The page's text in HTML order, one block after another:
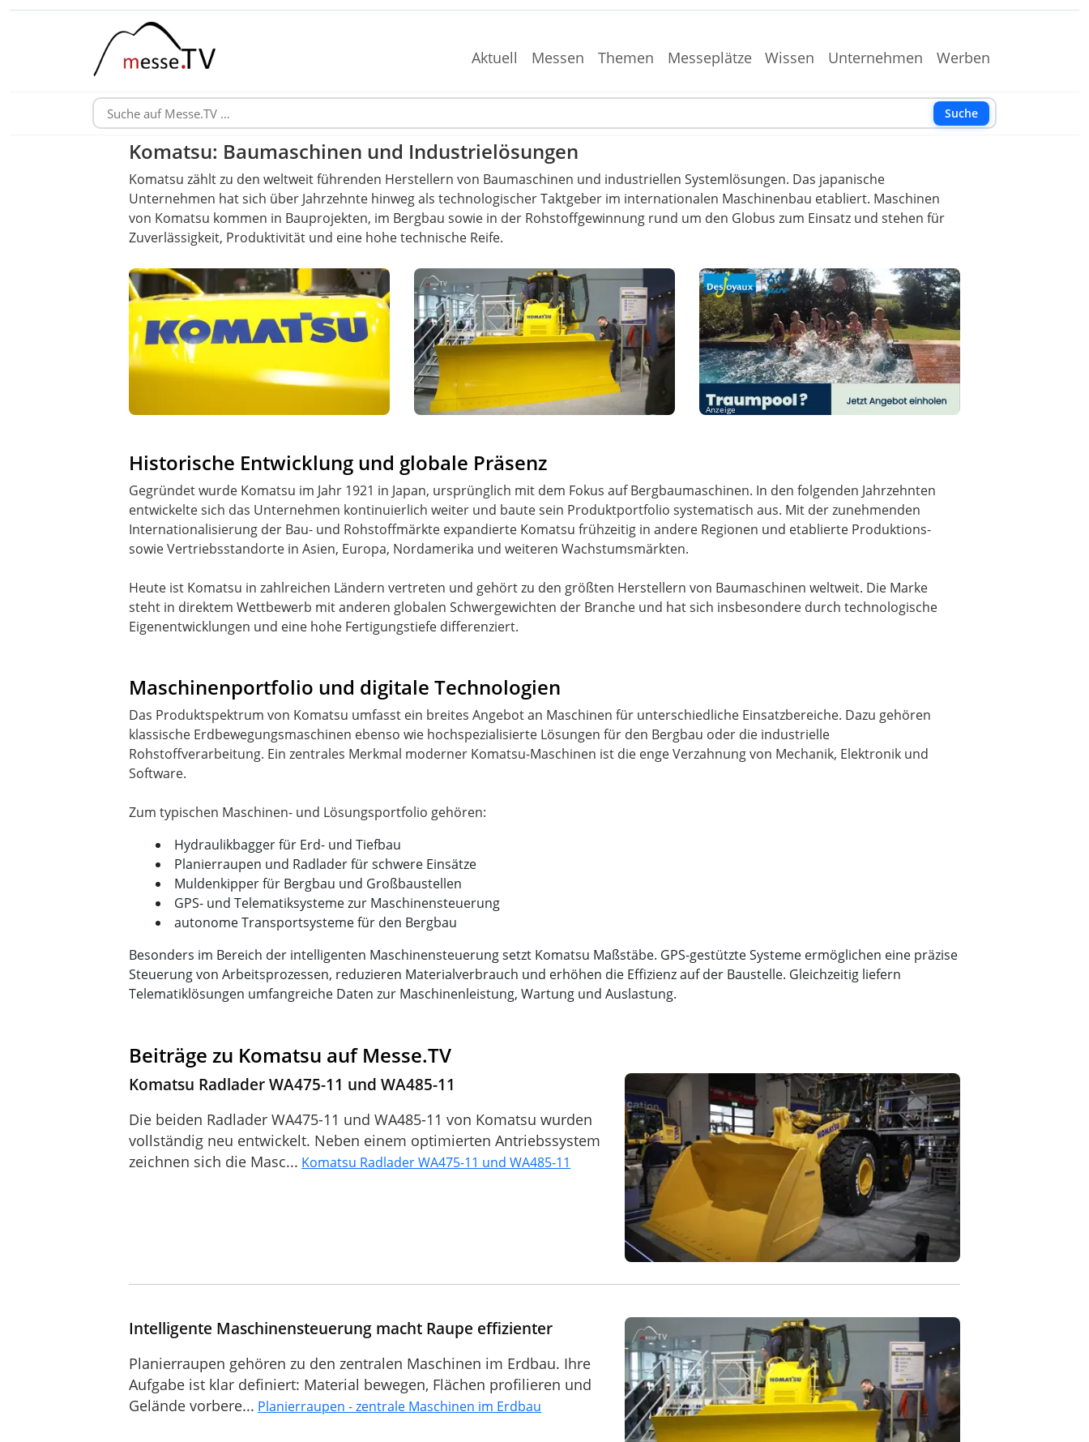
Aktuell Messen Themen Messeplätze Wissen Unternehmen Werben
Suche
Komatsu: Baumaschinen und Industrielösungen
Komatsu zählt zu den weltweit führenden Herstellern von Baumaschinen und industriellen Systemlösungen. Das japanische
Unternehmen hat sich über Jahrzehnte hinweg als technologischer Taktgeber im internationalen Maschinenbau etabliert. Maschinen
von Komatsu kommen in Bauprojekten, im Bergbau sowie in der Rohstoffgewinnung rund um den Globus zum Einsatz und stehen für
Zuverlässigkeit, Produktivität und eine hohe technische Reife.
Anzeige
Historische Entwicklung und globale Präsenz
Gegründet wurde Komatsu im Jahr 1921 in Japan, ursprünglich mit dem Fokus auf Bergbaumaschinen. In den folgenden Jahrzehnten
entwickelte sich das Unternehmen kontinuierlich weiter und baute sein Produktportfolio systematisch aus. Mit der zunehmenden
Internationalisierung der Bau- und Rohstoffmärkte expandierte Komatsu frühzeitig in andere Regionen und etablierte Produktions-
sowie Vertriebsstandorte in Asien, Europa, Nordamerika und weiteren Wachstumsmärkten.
Heute ist Komatsu in zahlreichen Ländern vertreten und gehört zu den größten Herstellern von Baumaschinen weltweit. Die Marke
steht in direktem Wettbewerb mit anderen globalen Schwergewichten der Branche und hat sich insbesondere durch technologische
Eigenentwicklungen und eine hohe Fertigungstiefe differenziert.
Maschinenportfolio und digitale Technologien
Das Produktspektrum von Komatsu umfasst ein breites Angebot an Maschinen für unterschiedliche Einsatzbereiche. Dazu gehören
klassische Erdbewegungsmaschinen ebenso wie hochspezialisierte Lösungen für den Bergbau oder die industrielle
Rohstoffverarbeitung. Ein zentrales Merkmal moderner Komatsu-Maschinen ist die enge Verzahnung von Mechanik, Elektronik und
Software.
Hydraulikbagger für Erd- und Tiefbau
Planierraupen und Radlader für schwere Einsätze
Muldenkipper für Bergbau und Großbaustellen
GPS- und Telematiksysteme zur Maschinensteuerung
autonome Transportsysteme für den Bergbau
Besonders im Bereich der intelligenten Maschinensteuerung setzt Komatsu Maßstäbe. GPS-gestützte Systeme ermöglichen eine präzise
Steuerung von Arbeitsprozessen, reduzieren Materialverbrauch und erhöhen die Effizienz auf der Baustelle. Gleichzeitig liefern
Telematiklösungen umfangreiche Daten zur Maschinenleistung, Wartung und Auslastung.
Beiträge zu Komatsu auf Messe.TV
Komatsu Radlader WA475-11 und WA485-11
Die beiden Radlader WA475-11 und WA485-11 von Komatsu wurden
vollständig neu entwickelt. Neben einem optimierten Antriebssystem
zeichnen sich die Masc... Komatsu Radlader WA475-11 und WA485-11
Intelligente Maschinensteuerung macht Raupe effizienter
Planierraupen gehören zu den zentralen Maschinen im Erdbau. Ihre
Aufgabe ist klar definiert: Material bewegen, Flächen profilieren und
Gelände vorbere... Planierraupen - zentrale Maschinen im Erdbau